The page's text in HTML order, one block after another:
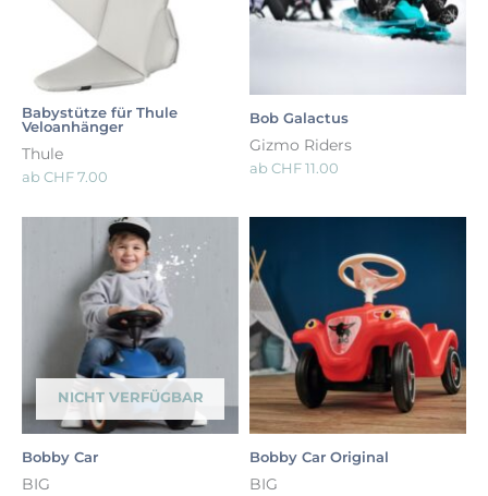
Babystütze für Thule
Veloanhänger
Thule
ab CHF7.00
Bob Galactus
Gizmo Riders
ab CHF11.00
NICHT VERFÜGBAR
Bobby Car
BIG
Bobby Car Original
BIG